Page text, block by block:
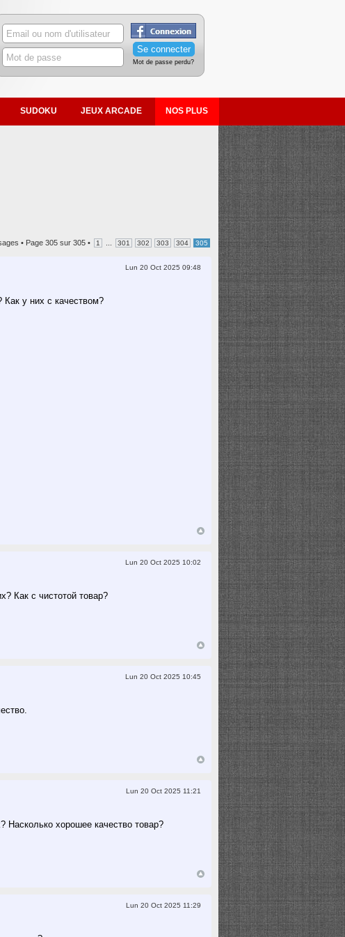
Mot de passe perdu?
SUDOKU JEUX ARCADE NOS PLUS
• Page 305 sur 305 • 1 301 302 303 304 305
Lun 20 Oct 2025 09:48
у них с качеством?
Lun 20 Oct 2025 10:02
Как с чистотой товар?
Lun 20 Oct 2025 10:45
Lun 20 Oct 2025 11:21
Насколько хорошее качество товар?
Lun 20 Oct 2025 11:29